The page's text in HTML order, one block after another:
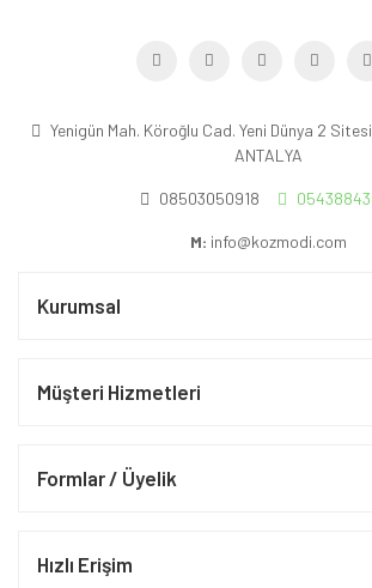
Yenigün Mah. Köroğlu Cad. Yeni Dünya 2
ANTALYA
08503050918
M: info@kozmodi.com
Kurumsal
Müşteri Hizmetleri
Formlar / Üyelik
Hızlı Erişim